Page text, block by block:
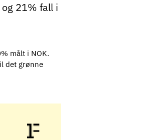
21% fall i
målt i NOK.
det grønne